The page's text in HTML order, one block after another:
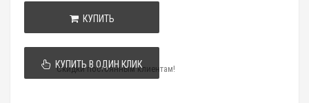
КУПИТЬ
КУПИТЬ В ОДИН КЛИК
Скидки постоянным клиентам!